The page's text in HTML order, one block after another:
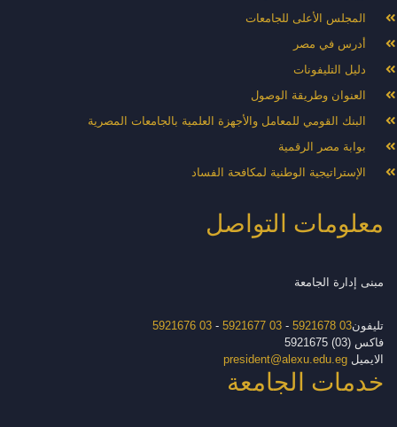
المجلس الأعلى للجامعات
أدرس في مصر
دليل التليفونات
العنوان وطريقة الوصول
البنك القومي للمعامل والأجهزة العلمية بالجامعات المصرية
بوابة مصر الرقمية
الإستراتيجية الوطنية لمكافحة الفساد
معلومات التواصل
مبنى إدارة الجامعة
تليفون03 5921678
-
03 5921677
-
03 5921676
فاكس (03) 5921675
الايميلpresident@alexu.edu.eg
خدمات الجامعة